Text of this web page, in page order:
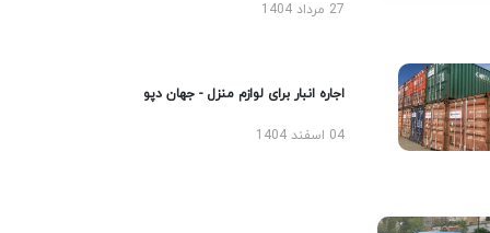
27 مرداد 1404
اجاره انبار برای لوازم منزل - جهان دپو
04 اسفند 1404